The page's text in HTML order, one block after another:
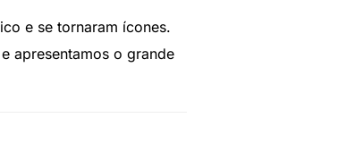
e se tornaram ícones.
apresentamos o grande